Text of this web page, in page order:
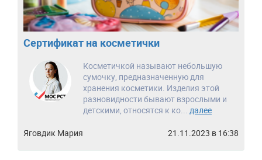
Сертификат на косметички
Косметичкой называют небольшую
сумочку, предназначенную для
хранения косметики. Изделия этой
разновидности бывают взрослыми и
детскими, относятся к ко... далее
Яговдик Мария 21.11.2023 в 16:38